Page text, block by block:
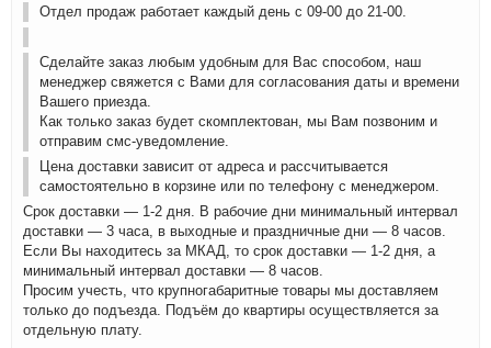
Отдел продаж работает каждый день с 09-00 до 21-00.
Сделайте заказ любым удобным для Вас способом, наш
менеджер свяжется с Вами для согласования даты и времени
Вашего приезда.
Как только заказ будет скомплектован, мы Вам позвоним и
отправим смс-уведомление.
Цена доставки зависит от адреса и рассчитывается
самостоятельно в корзине или по телефону с менеджером.
Срок доставки — 1-2 дня. В рабочие дни минимальный интервал
доставки — 3 часа, в выходные и праздничные дни — 8 часов.
Если Вы находитесь за МКАД, то срок доставки — 1-2 дня, а
минимальный интервал доставки — 8 часов.
Просим учесть, что крупногабаритные товары мы доставляем
только до подъезда. Подъём до квартиры осуществляется за
отдельную плату.